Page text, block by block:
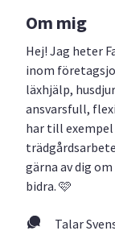
Om mig
Hej! Jag heter
inom
läxhjälp,
ansvarsfull,
har till
gärna av dig
bidra. 🩷
Talar